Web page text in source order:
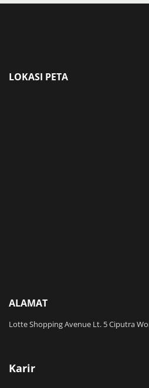
LOKASI PETA
ALAMAT
Lotte Shopping Avenue Lt. 5 Ciputra
Karir